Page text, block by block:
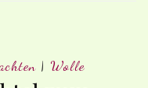
| Wolle